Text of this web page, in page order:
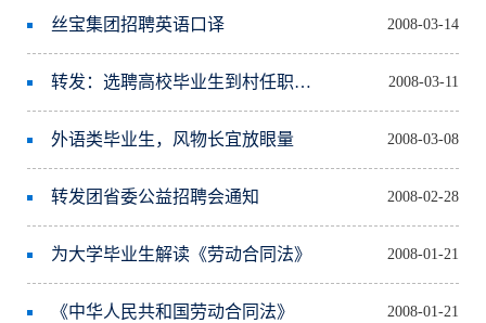
丝宝集团招聘英语口译 2008-03-14
转发：选聘高校毕业生到村任职有关准备工作的紧急通知 2008-03-11
外语类毕业生，风物长宜放眼量 2008-03-08
转发团省委公益招聘会通知 2008-02-28
为大学毕业生解读《劳动合同法》 2008-01-21
《中华人民共和国劳动合同法》 2008-01-21